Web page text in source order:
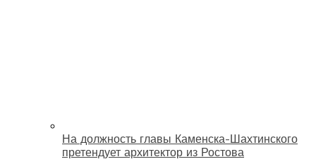
На должность главы Каменска-Шахтинского
претендует архитектор из Ростова